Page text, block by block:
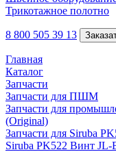
Трикотажное полотно
8 800 505 39 13
Главная
Каталог
Запчасти
Запчасти для ПШМ
Запчасти для
(Original)
Запчасти для Siruba
Siruba PK522 Винт JL-